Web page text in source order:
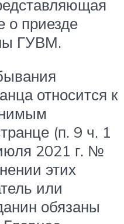
о приезде
ГУВМ.
относится к
(п. 9 ч. 1
2021 г. №
этих
или
обязаны